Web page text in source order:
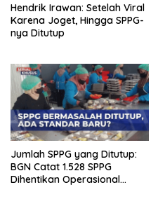
Hendrik Irawan: Setelah Viral
Karena Joget, Hingga SPPG-
nya Ditutup
Jumlah SPPG yang Ditutup:
BGN Catat 1.528 SPPG
Dihentikan Operasional